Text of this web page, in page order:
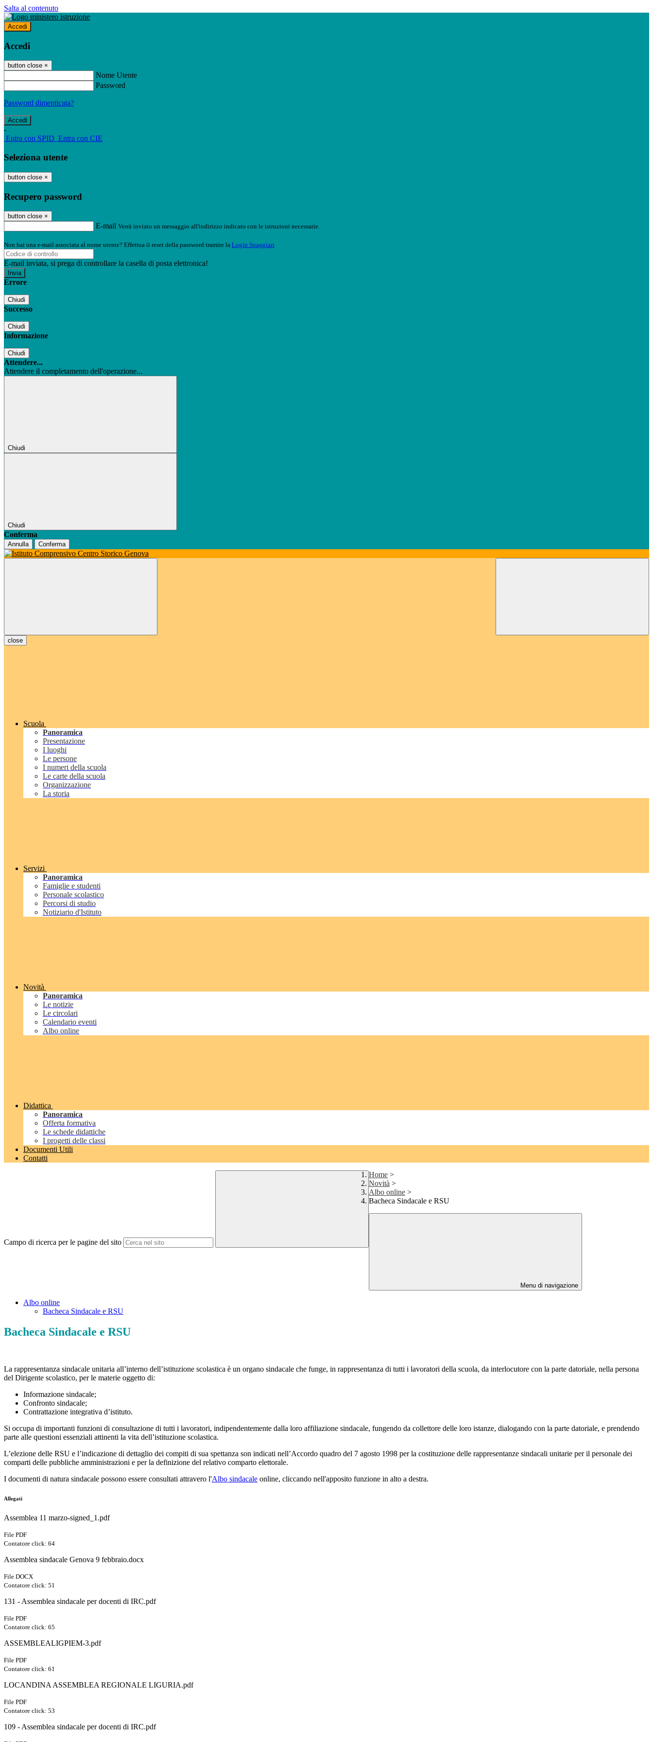
Salta al contenuto
Accedi
Accedi
button close ×
Nome Utente
Password
Password dimenticata?
-
Entra con SPID Entra con CIE
Seleziona utente
button close ×
Recupero password
button close ×
E-mail Verrà inviato un messaggio all'indirizzo indicato con le istruzioni necessarie.
Non hai una e-mail associata al nome utente? Effettua il reset della password tramite la Login Spaggiari
E-mail inviata, si prega di controllare la casella di posta elettronica!
Errore
Chiudi
Successo
Chiudi
Informazione
Chiudi
Attendere...
Attendere il completamento dell'operazione...
Chiudi
Chiudi
Conferma
Annulla Conferma
close
Scuola
Panoramica
Presentazione
I luoghi
Le persone
I numeri della scuola
Le carte della scuola
Organizzazione
La storia
Servizi
Panoramica
Famiglie e studenti
Personale scolastico
Percorsi di studio
Notiziario d'Istituto
Novità
Panoramica
Le notizie
Le circolari
Calendario eventi
Albo online
Didattica
Panoramica
Offerta formativa
Le schede didattiche
I progetti delle classi
Documenti Utili
Contatti
Campo di ricerca per le pagine del sito
Home >
Novità >
Albo online >
Bacheca Sindacale e RSU
Menu di navigazione
Albo online
Bacheca Sindacale e RSU
Bacheca Sindacale e RSU
La rappresentanza sindacale unitaria all’interno dell’istituzione scolastica è un organo sindacale che funge, in rappresentanza di tutti i lavoratori della scuola, da interlocutore con la parte datoriale, nella persona
del Dirigente scolastico, per le materie oggetto di:
Informazione sindacale;
Confronto sindacale;
Contrattazione integrativa d’istituto.
Si occupa di importanti funzioni di consultazione di tutti i lavoratori, indipendentemente dalla loro affiliazione sindacale, fungendo da collettore delle loro istanze, dialogando con la parte datoriale, e prendendo
parte alle questioni essenziali attinenti la vita dell’istituzione scolastica.
L’elezione delle RSU e l’indicazione di dettaglio dei compiti di sua spettanza son indicati nell’Accordo quadro del 7 agosto 1998 per la costituzione delle rappresentanze sindacali unitarie per il personale dei
comparti delle pubbliche amministrazioni e per la definizione del relativo comparto elettorale.
I documenti di natura sindacale possono essere consultati attravero l'Albo sindacale online, cliccando nell'apposito funzione in alto a destra.
Allegati
Assemblea 11 marzo-signed_1.pdf
File PDF
Contatore click: 64
Assemblea sindacale Genova 9 febbraio.docx
File DOCX
Contatore click: 51
131 - Assemblea sindacale per docenti di IRC.pdf
File PDF
Contatore click: 65
ASSEMBLEALIGPIEM-3.pdf
File PDF
Contatore click: 61
LOCANDINA ASSEMBLEA REGIONALE LIGURIA.pdf
File PDF
Contatore click: 53
109 - Assemblea sindacale per docenti di IRC.pdf